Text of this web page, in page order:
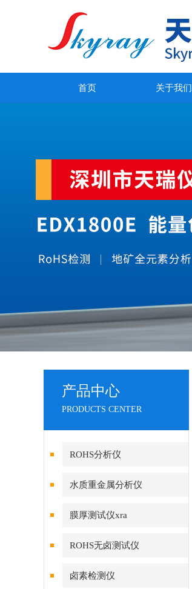
首页 关于我们
产品中心
PRODUCTS CENTER
ROHS分析仪
水质重金属分析仪
膜厚测试仪xra
ROHS无卤测试仪
卤素检测仪